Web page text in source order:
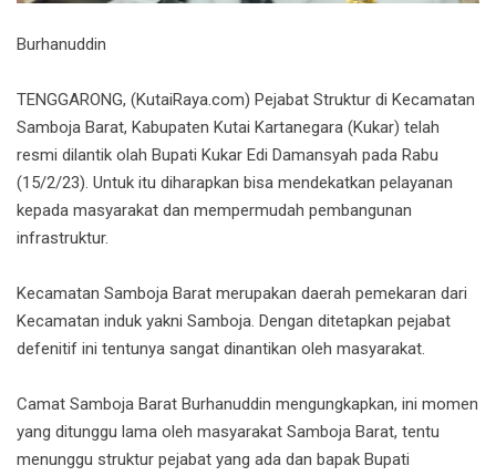
Burhanuddin
TENGGARONG, (KutaiRaya.com) Pejabat Struktur di Kecamatan
Samboja Barat, Kabupaten Kutai Kartanegara (Kukar) telah
resmi dilantik olah Bupati Kukar Edi Damansyah pada Rabu
(15/2/23). Untuk itu diharapkan bisa mendekatkan pelayanan
kepada masyarakat dan mempermudah pembangunan
infrastruktur.
Kecamatan Samboja Barat merupakan daerah pemekaran dari
Kecamatan induk yakni Samboja. Dengan ditetapkan pejabat
defenitif ini tentunya sangat dinantikan oleh masyarakat.
Camat Samboja Barat Burhanuddin mengungkapkan, ini momen
yang ditunggu lama oleh masyarakat Samboja Barat, tentu
menunggu struktur pejabat yang ada dan bapak Bupati